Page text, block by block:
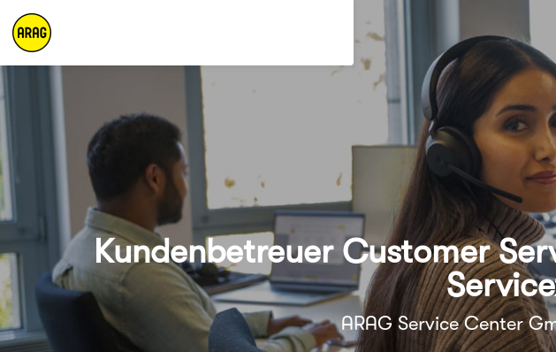
Kundenbetreuer Customer
ARAG Service Center